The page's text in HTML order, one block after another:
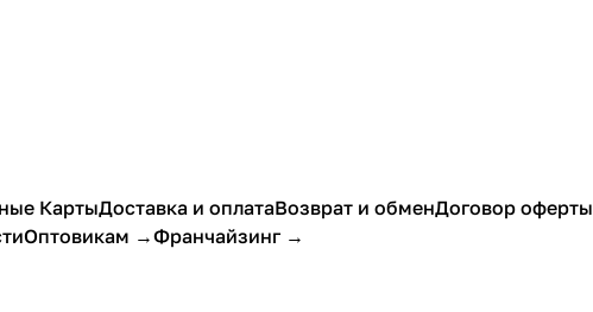
КартыДоставка и оплатаВозврат и обменДоговор оферты
Оптовикам →Франчайзинг →